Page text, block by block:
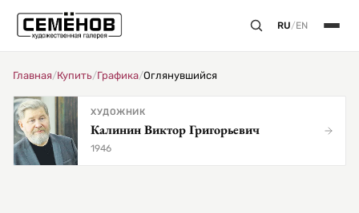
RU/EN
Главная/Купить/Графика/Оглянувшийся
ХУДОЖНИК
Калинин Виктор Григорьевич
1946